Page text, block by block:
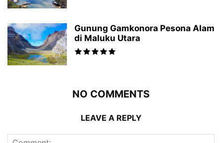
Gunung Gamkonora Pesona Alam
di Maluku Utara
NO COMMENTS
LEAVE A REPLY